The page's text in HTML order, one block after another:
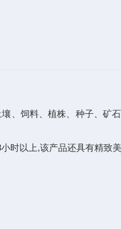
、饲料、植株、种子、矿
时以上,该产品还具有精致